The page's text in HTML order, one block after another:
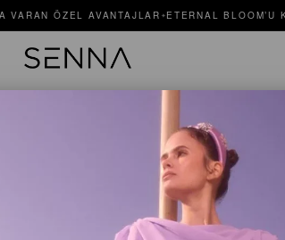
VARAN ÖZEL AVANTAJLAR ✦ ETERNAL BLOOM’U
91003
Stok Kodu
$295.45
$325.00